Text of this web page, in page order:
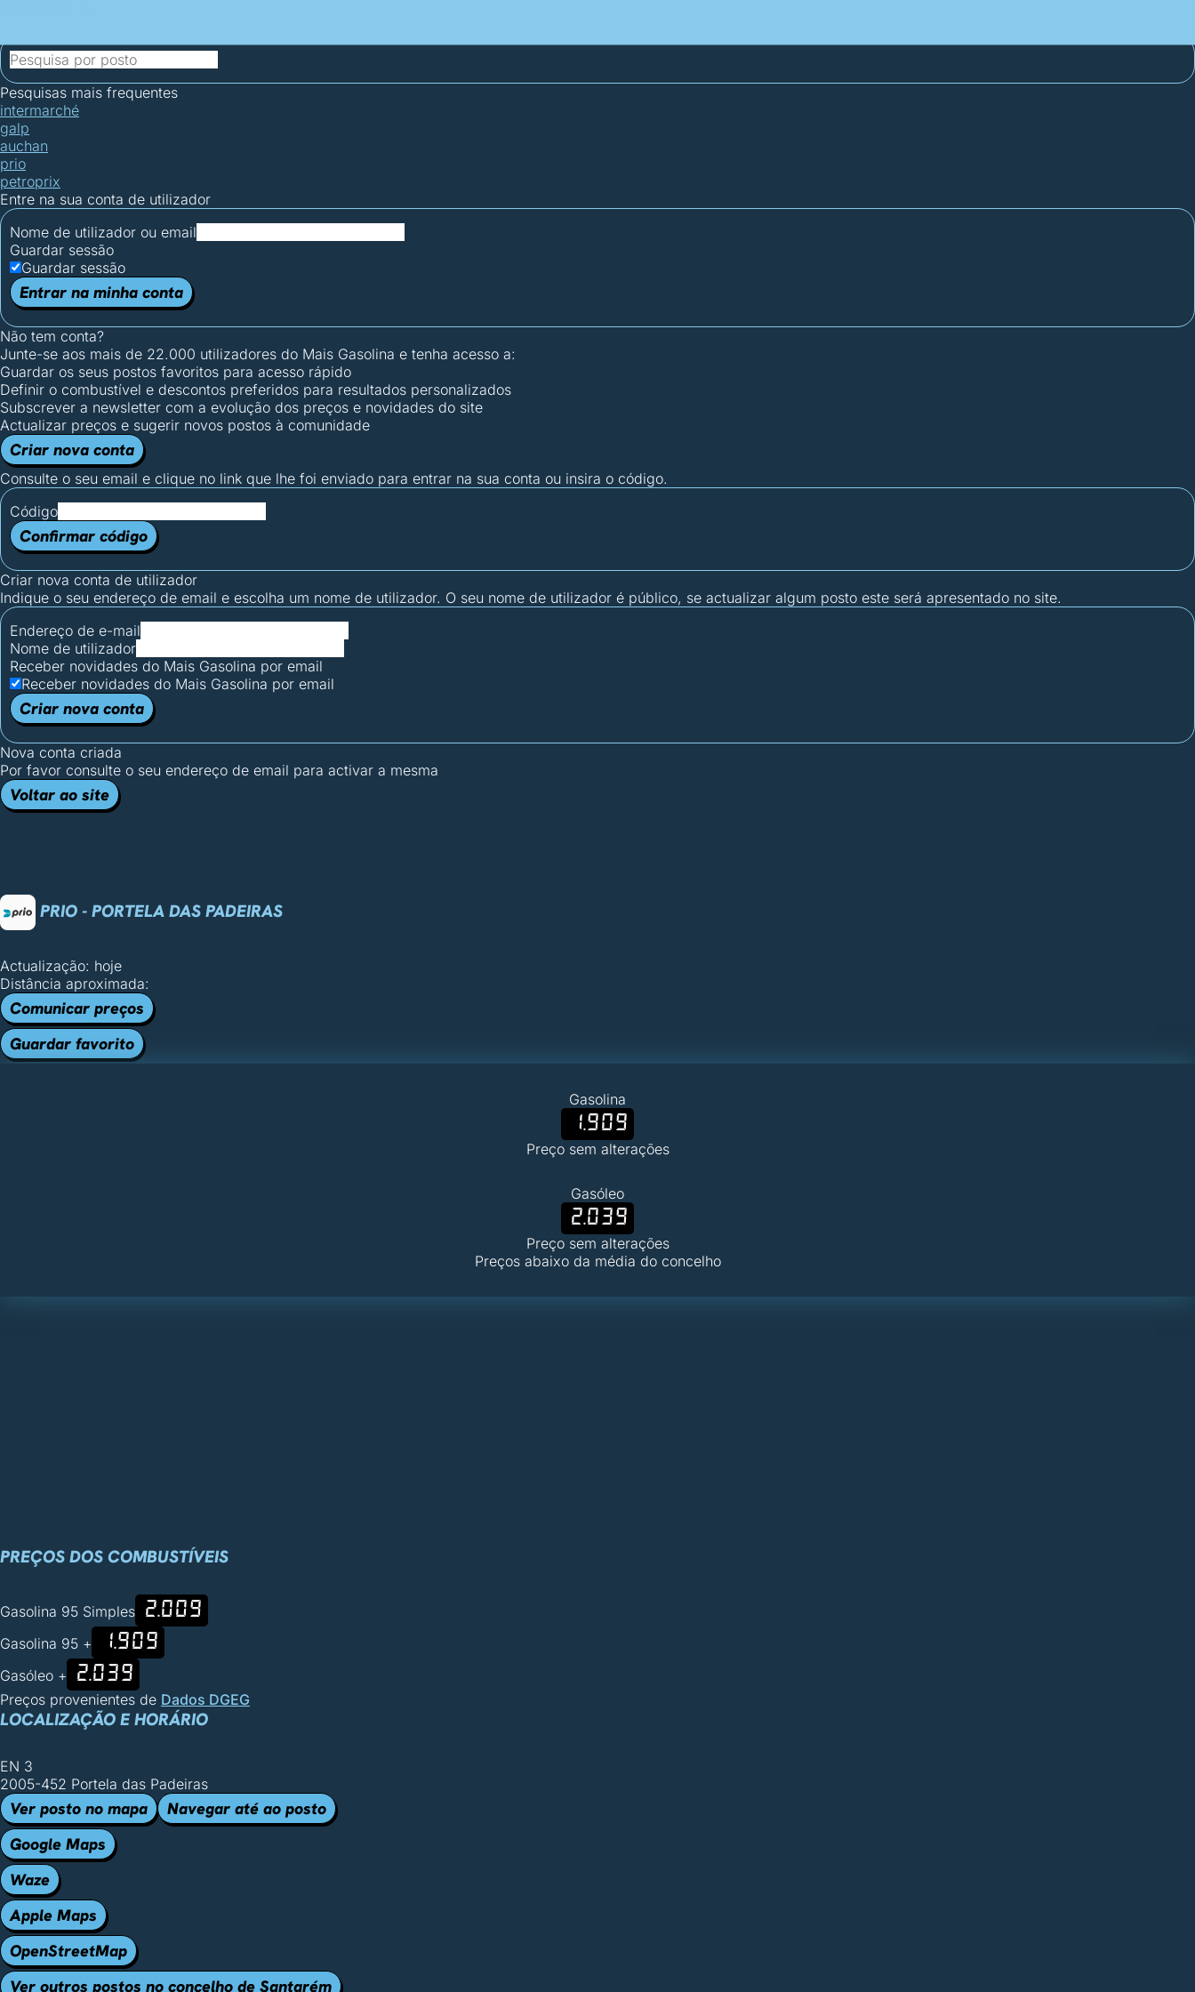
Pesquisas mais frequentes
intermarché
galp
auchan
prio
petroprix
Entre na sua conta de utilizador
Nome de utilizador ou email
Guardar sessão
Guardar sessão
Entrar na minha conta
Não tem conta?
Junte-se aos mais de 22.000 utilizadores do Mais Gasolina e tenha acesso a:
Guardar os seus postos favoritos para acesso rápido
Definir o combustível e descontos preferidos para resultados personalizados
Subscrever a newsletter com a evolução dos preços e novidades do site
Actualizar preços e sugerir novos postos à comunidade
Criar nova conta
Consulte o seu email e clique no link que lhe foi enviado para entrar na sua conta ou insira o código.
Código
Confirmar código
Criar nova conta de utilizador
Indique o seu endereço de email e escolha um nome de utilizador. O seu nome de utilizador é público, se actualizar algum posto este será apresentado no site.
Endereço de e-mail
Nome de utilizador
Receber novidades do Mais Gasolina por email
Receber novidades do Mais Gasolina por email
Criar nova conta
Nova conta criada
Por favor consulte o seu endereço de email para activar a mesma
Voltar ao site
PRIO - PORTELA DAS PADEIRAS
Actualização: hoje
Distância aproximada:
Comunicar preços
Guardar favorito
Gasolina
1.909
Preço sem alterações
Gasóleo
2.039
Preço sem alterações
Preços abaixo da média do concelho
PREÇOS DOS COMBUSTÍVEIS
Gasolina 95 Simples 2.009
Gasolina 95 + 1.909
Gasóleo + 2.039
Preços provenientes de Dados DGEG
LOCALIZAÇÃO E HORÁRIO
EN 3
2005-452 Portela das Padeiras
Ver posto no mapa
Navegar até ao posto
Google Maps
Waze
Apple Maps
OpenStreetMap
Ver outros postos no concelho de Santarém